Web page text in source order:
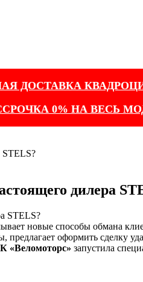
ДОСТАВКА
0% НА ВЕСЬ
STELS?
дилера
новые способы обмана
предлагает оформить сделку
«Веломоторс» запустила